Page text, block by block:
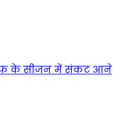
के सीजन में संकट आने